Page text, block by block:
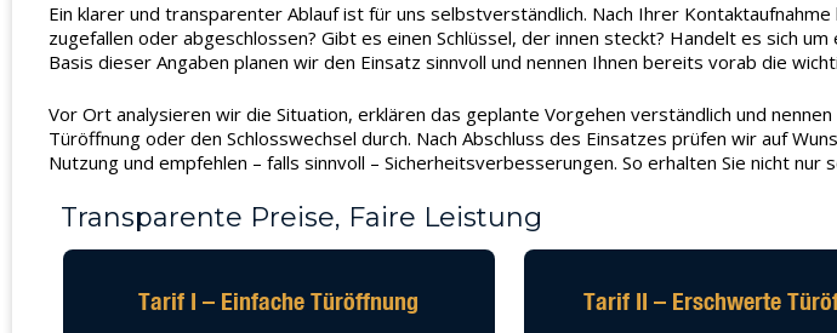
Ein klarer und transparenter Ablauf ist für uns selbstverständlich. Nach Ihrer
zugefallen oder abgeschlossen? Gibt es einen Schlüssel, der innen steckt? Handelt es sich
Basis dieser Angaben planen wir den Einsatz sinnvoll und nennen Ihnen bereits vorab die
Vor Ort analysieren wir die Situation, erklären das geplante Vorgehen verständlich und
Türöffnung oder den Schlosswechsel durch. Nach Abschluss des Einsatzes prüfen wir auf
Nutzung und empfehlen – falls sinnvoll – Sicherheitsverbesserungen. So erhalten Sie nicht
Transparente Preise, Faire Leistung
Tarif I – Einfache Türöffnung Tarif II – Erschwerte